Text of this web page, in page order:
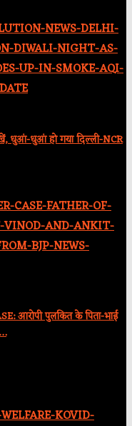
धुआं-धुआं हो गया दिल्ली-NCR
आरोपी पुलकित के पिता-भाई